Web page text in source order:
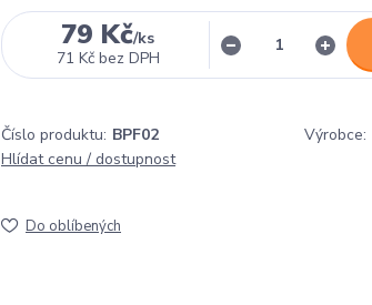
79 Kč/ks
71 Kč bez DPH
Číslo produktu: BPF02 Výrobce:
Hlídat cenu / dostupnost
Do oblíbených